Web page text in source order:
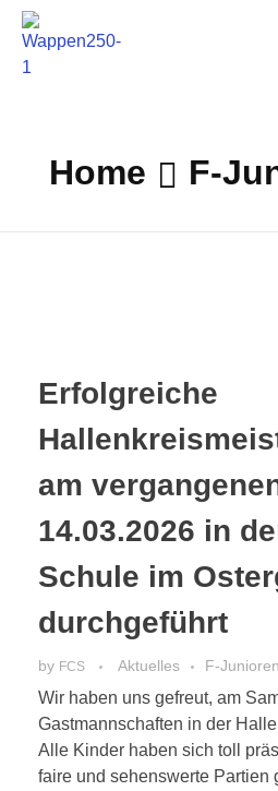
Home F-
Erfolgreiche
am
14.03.2026 in
Schule im
durchgeführt
by FCS Aktuelles F-Junioren
Wir haben uns gefreut, am
Gastmannschaften in der
Alle Kinder haben sich toll
faire und sehenswerte Partien